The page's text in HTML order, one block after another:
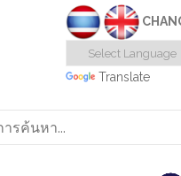
Translate